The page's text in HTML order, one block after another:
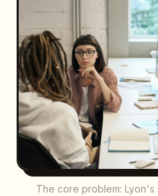
The core problem: Lyon's